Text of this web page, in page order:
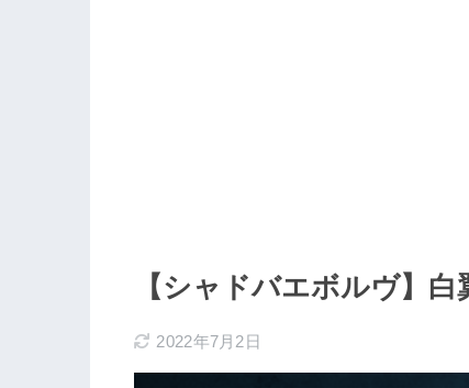
【シャドバエボルヴ】
2022年7月2日